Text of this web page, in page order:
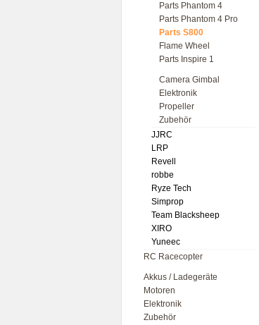
Parts Phantom 4
Parts Phantom 4 Pro
Parts S800
Flame Wheel
Parts Inspire 1
Camera Gimbal
Elektronik
Propeller
Zubehör
JJRC
LRP
Revell
robbe
Ryze Tech
Simprop
Team Blacksheep
XIRO
Yuneec
RC Racecopter
Akkus / Ladegeräte
Motoren
Elektronik
Zubehör